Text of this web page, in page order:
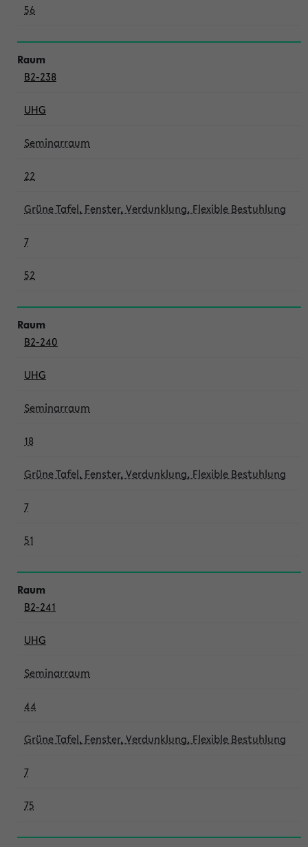
56
B2-238
UHG
Seminarraum
22
Grüne Tafel, Fenster, Verdunklung, Flexible Bestuhlung
7
52
B2-240
UHG
Seminarraum
18
Grüne Tafel, Fenster, Verdunklung, Flexible Bestuhlung
7
51
B2-241
UHG
Seminarraum
44
Grüne Tafel, Fenster, Verdunklung, Flexible Bestuhlung
7
75